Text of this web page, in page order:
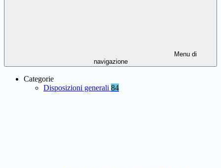
Menu di
navigazione
Categorie
Disposizioni generali 84